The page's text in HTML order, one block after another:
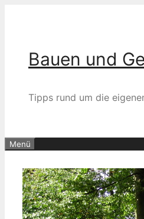
Bauen und
Tipps rund um die
Menü